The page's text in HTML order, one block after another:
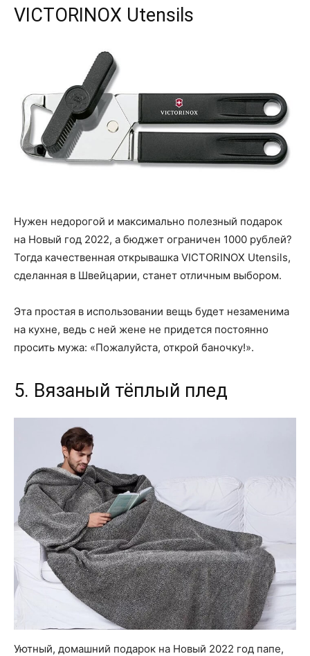
VICTORINOX Utensils
Нужен недорогой и максимально полезный подарок
на Новый год 2022, а бюджет ограничен 1000 рублей?
Тогда качественная открывашка VICTORINOX Utensils,
сделанная в Швейцарии, станет отличным выбором.
Эта простая в использовании вещь будет незаменима
на кухне, ведь с ней жене не придется постоянно
просить мужа: «Пожалуйста, открой баночку!».
5. Вязаный тёплый плед
Уютный, домашний подарок на Новый 2022 год папе,